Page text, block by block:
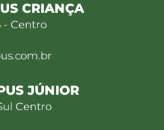
CRIANÇA
- Centro
JÚNIOR
Centro